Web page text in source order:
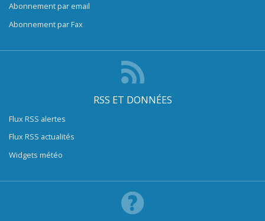
Abonnement par email
Abonnement par Fax
RSS ET DONNÉES
Flux RSS alertes
Flux RSS actualités
Widgets météo